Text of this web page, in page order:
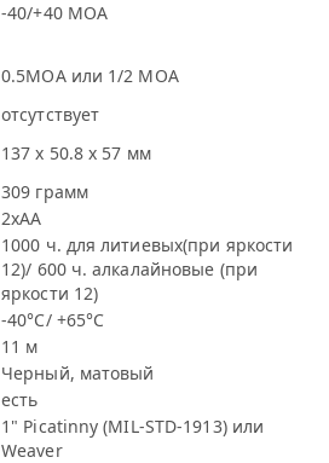
-40/+40 МОА
0.5МОА или 1/2 МОА
отсутствует
137 х 50.8 х 57 мм
309 грамм
2хАА
1000 ч. для литиевых(при яркости
12)/ 600 ч. алкалайновые (при
яркости 12)
-40°C/ +65°C
11 м
Черный, матовый
есть
1" Picatinny (MIL-STD-1913) или
Weaver